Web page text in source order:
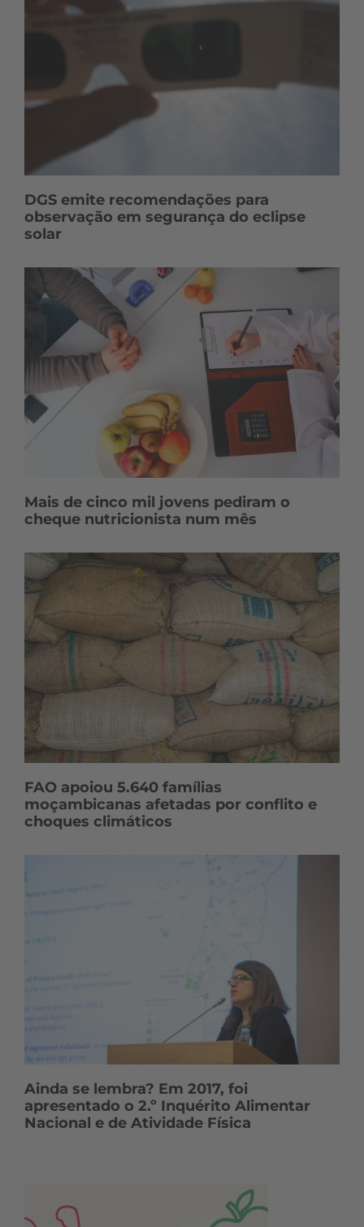
DGS emite recomendações para
observação em segurança do eclipse
solar
Mais de cinco mil jovens pediram o
cheque nutricionista num mês
FAO apoiou 5.640 famílias
moçambicanas afetadas por conflito e
choques climáticos
Ainda se lembra? Em 2017, foi
apresentado o 2.º Inquérito Alimentar
Nacional e de Atividade Física